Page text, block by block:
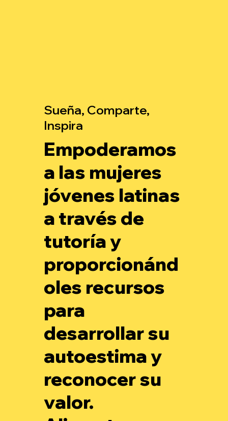
Sueña, Comparte,
Inspira
Empoderamos
a las mujeres
jóvenes latinas
a través de
tutoría y
proporcionánd
oles recursos
para
desarrollar su
autoestima y
reconocer su
valor.